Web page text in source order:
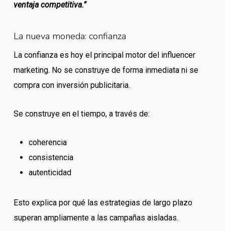
ventaja competitiva.”
La nueva moneda: confianza
La confianza es hoy el principal motor del influencer
marketing. No se construye de forma inmediata ni se
compra con inversión publicitaria.
Se construye en el tiempo, a través de:
coherencia
consistencia
autenticidad
Esto explica por qué las estrategias de largo plazo
superan ampliamente a las campañas aisladas.